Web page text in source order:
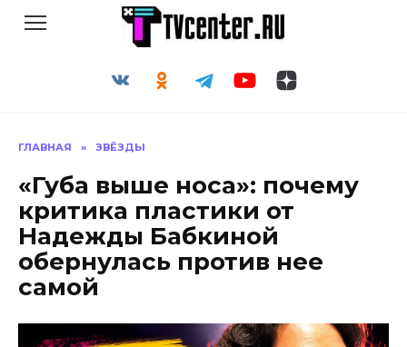
ГЛАВНАЯ » ЗВЁЗДЫ
«Губа выше носа»: почему
критика пластики от
Надежды Бабкиной
обернулась против нее
самой